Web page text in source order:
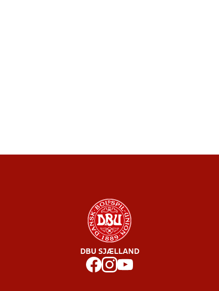
DBU SJÆLLAND